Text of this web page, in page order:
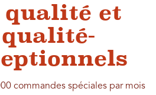
qualité et
commandes spéciales par mois